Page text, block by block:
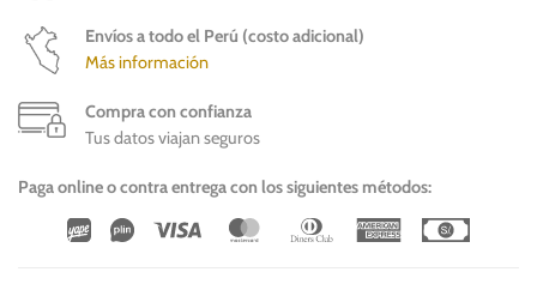
Envíos a todo el Perú (costo adicional)
Más información
Compra con confianza
Tus datos viajan seguros
Paga online o contra entrega con los siguientes métodos:
Wirecard
Vipps Visa MasterCardDinners
American